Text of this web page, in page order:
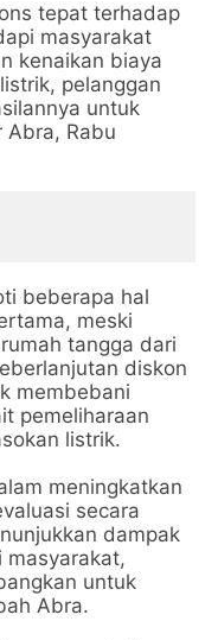
tepat terhadap
masyarakat
kenaikan biaya
pelanggan
untuk
Abra, Rabu
beberapa hal
meski
tangga dari
diskon
membebani
pemeliharaan
listrik.
meningkatkan
secara
dampak
masyarakat,
untuk
Abra.